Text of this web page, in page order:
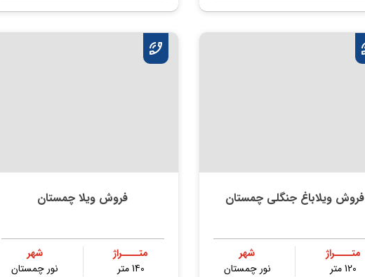
فروش ویلاباغ جنگلی چمستان
متــــراژ
120 متر
شهر
نور چمستان
فروش ویلا چمستان
متــــراژ
140 متر
شهر
نور چمستان